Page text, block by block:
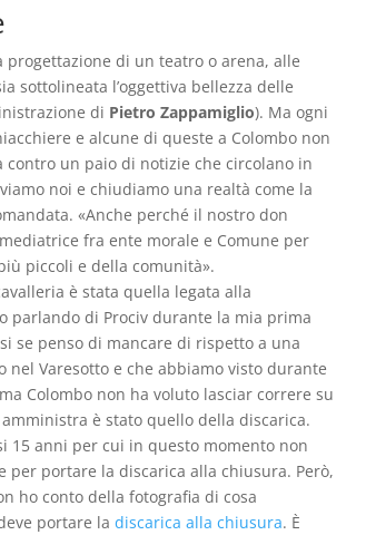
progettazione di un teatro o arena, alle
sottolineata l’oggettiva bellezza delle
di Pietro Zappamiglio). Ma ogni
e alcune di queste a Colombo non
contro un paio di notizie che circolano in
noi e chiudiamo una realtà come la
«Anche perché il nostro don
fra ente morale e Comune per
piccoli e della comunità».
è stata quella legata alla
parlando di Prociv durante la mia prima
se penso di mancare di rispetto a una
Varesotto e che abbiamo visto durante
Colombo non ha voluto lasciar correre su
è stato quello della discarica.
15 anni per cui in questo momento non
per portare la discarica alla chiusura. Però,
ho conto della fotografia di cosa
portare ladiscarica alla chiusura. È